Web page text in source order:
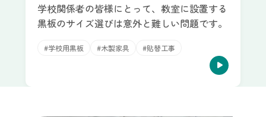
学校関係者の皆様にとって、教室に設置する
黒板のサイズ選びは意外と難しい問題です。
#学校用黒板 #木製家具 #貼替工事